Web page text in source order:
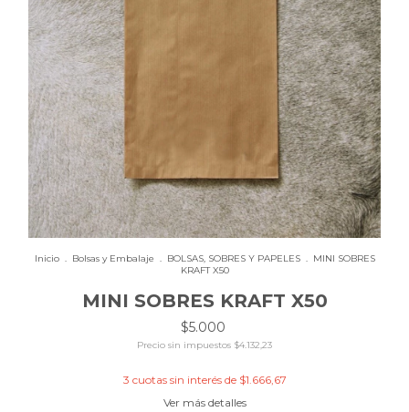
Inicio . Bolsas y Embalaje . BOLSAS, SOBRES Y PAPELES . MINI SOBRES
KRAFT X50
MINI SOBRES KRAFT X50
$5.000
Precio sin impuestos $4.132,23
3 cuotas sin interés de $1.666,67
Ver más detalles